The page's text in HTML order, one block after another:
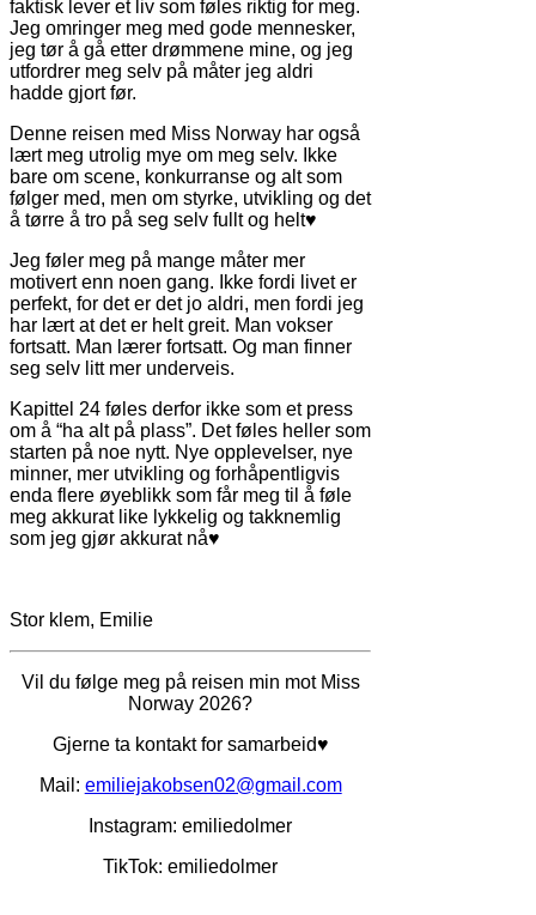
faktisk lever et liv som føles riktig for meg.
Jeg omringer meg med gode mennesker,
jeg tør å gå etter drømmene mine, og jeg
utfordrer meg selv på måter jeg aldri
hadde gjort før.
Denne reisen med Miss Norway har også
lært meg utrolig mye om meg selv. Ikke
bare om scene, konkurranse og alt som
følger med, men om styrke, utvikling og det
å tørre å tro på seg selv fullt og helt♥
Jeg føler meg på mange måter mer
motivert enn noen gang. Ikke fordi livet er
perfekt, for det er det jo aldri, men fordi jeg
har lært at det er helt greit. Man vokser
fortsatt. Man lærer fortsatt. Og man finner
seg selv litt mer underveis.
Kapittel 24 føles derfor ikke som et press
om å “ha alt på plass”. Det føles heller som
starten på noe nytt. Nye opplevelser, nye
minner, mer utvikling og forhåpentligvis
enda flere øyeblikk som får meg til å føle
meg akkurat like lykkelig og takknemlig
som jeg gjør akkurat nå♥
Stor klem, Emilie
Vil du følge meg på reisen min mot Miss
Norway 2026?
Gjerne ta kontakt for samarbeid♥
Mail: emiliejakobsen02@gmail.com
Instagram: emiliedolmer
TikTok: emiliedolmer